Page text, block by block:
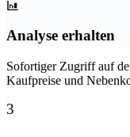
Analyse erhalten
Sofortiger Zugriff auf
Kaufpreise und
3